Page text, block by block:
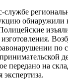
службе
по
передано на